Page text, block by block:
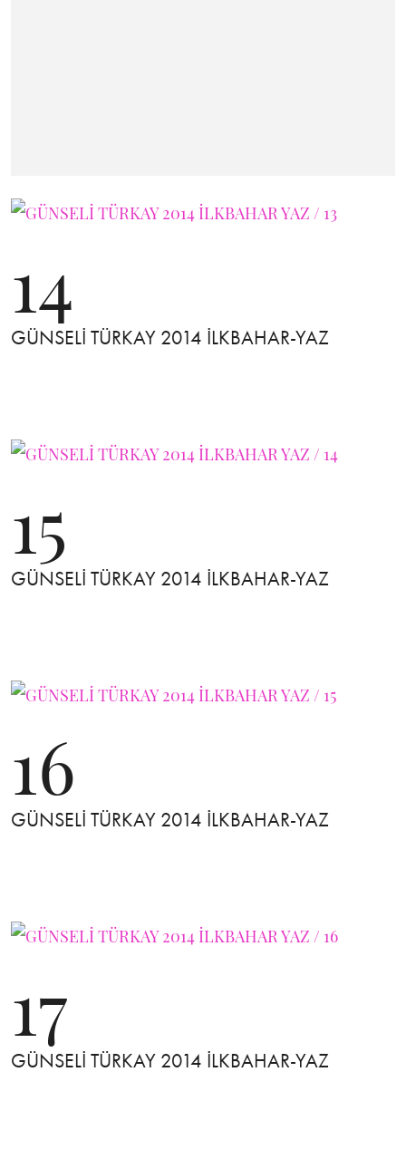
14
GÜNSELİ TÜRKAY 2014 İLKBAHAR-YAZ
15
GÜNSELİ TÜRKAY 2014 İLKBAHAR-YAZ
16
GÜNSELİ TÜRKAY 2014 İLKBAHAR-YAZ
17
GÜNSELİ TÜRKAY 2014 İLKBAHAR-YAZ